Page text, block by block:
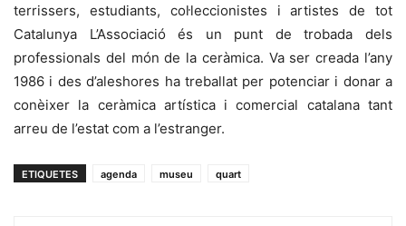
terrissers, estudiants, col·leccionistes i artistes de tot
Catalunya L’Associació és un punt de trobada dels
professionals del món de la ceràmica. Va ser creada l’any
1986 i des d’aleshores ha treballat per potenciar i donar a
conèixer la ceràmica artística i comercial catalana tant
arreu de l’estat com a l’estranger.
ETIQUETES agenda museu quart